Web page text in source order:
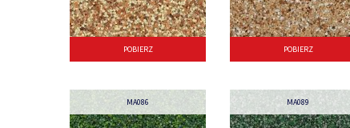
POBIERZ POBIERZ
MA086 MA089